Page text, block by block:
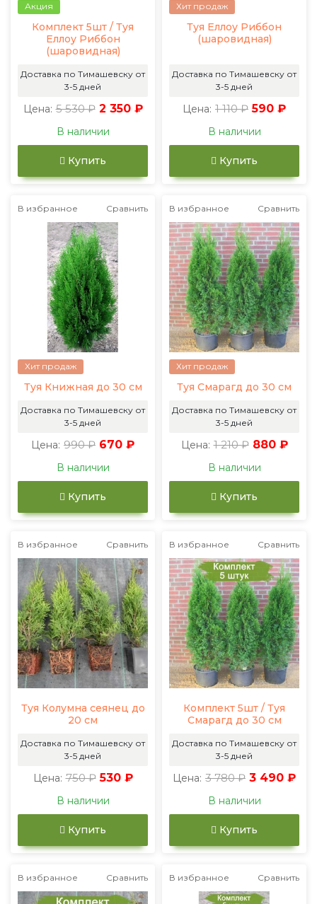
Акция
Комплект 5шт / Туя
Еллоу Риббон
(шаровидная)
Доставка по Тимашевску от
3-5 дней
Цена: 5 530 ₽ 2 350 ₽
В наличии
Купить
Хит продаж
Туя Еллоу Риббон
(шаровидная)
Доставка по Тимашевску от
3-5 дней
Цена: 1 110 ₽ 590 ₽
В наличии
Купить
В избранное Сравнить
Хит продаж
Туя Книжная до 30 см
Доставка по Тимашевску от
3-5 дней
Цена: 990 ₽ 670 ₽
В наличии
Купить
В избранное Сравнить
Хит продаж
Туя Смарагд до 30 см
Доставка по Тимашевску от
3-5 дней
Цена: 1 210 ₽ 880 ₽
В наличии
Купить
В избранное Сравнить
Туя Колумна сеянец до
20 см
Доставка по Тимашевску от
3-5 дней
Цена: 750 ₽ 530 ₽
В наличии
Купить
В избранное Сравнить
Комплект 5шт / Туя
Смарагд до 30 см
Доставка по Тимашевску от
3-5 дней
Цена: 3 780 ₽ 3 490 ₽
В наличии
Купить
В избранное Сравнить В избранное Сравнить